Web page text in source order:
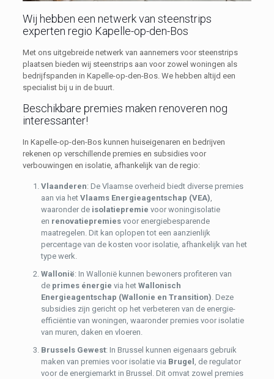
Wij hebben een netwerk van steenstrips
experten regio Kapelle-op-den-Bos
Met ons uitgebreide netwerk van aannemers voor steenstrips
plaatsen bieden wij steenstrips aan voor zowel woningen als
bedrijfspanden in Kapelle-op-den-Bos. We hebben altijd een
specialist bij u in de buurt.
Beschikbare premies maken renoveren nog
interessanter!
In Kapelle-op-den-Bos kunnen huiseigenaren en bedrijven
rekenen op verschillende premies en subsidies voor
verbouwingen en isolatie, afhankelijk van de regio:
Vlaanderen: De Vlaamse overheid biedt diverse premies
aan via het Vlaams Energieagentschap (VEA),
waaronder de isolatiepremie voor woningisolatie
en renovatiepremiesvoor energiebesparende
maatregelen. Dit kan oplopen tot een aanzienlijk
percentage van de kosten voor isolatie, afhankelijk van het
type werk.
Wallonië: In Wallonië kunnen bewoners profiteren van
de primes énergie via het Wallonisch
Energieagentschap (Wallonie en Transition). Deze
subsidies zijn gericht op het verbeteren van de energie-
efficiëntie van woningen, waaronder premies voor isolatie
van muren, daken en vloeren.
Brussels Gewest: In Brussel kunnen eigenaars gebruik
maken van premies voor isolatie via Brugel , de regulator
voor de energiemarkt in Brussel. Dit omvat zowel premies